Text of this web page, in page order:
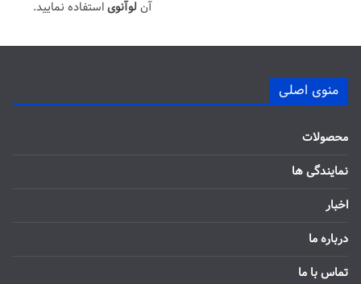
آن لوآنویاستفاده نمایید.
منوی اصلی
محصولات
نمایندگی ها
اخبار
درباره ما
تماس با ما